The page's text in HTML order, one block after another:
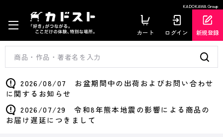
KADOKAWA Group
カート ログイン 新規登録
2026/08/07 お盆期間中の出荷およびお問い合わせ
に関するお知らせ
2026/07/29 令和8年熊本地震の影響による商品の
お届け遅延につきまして